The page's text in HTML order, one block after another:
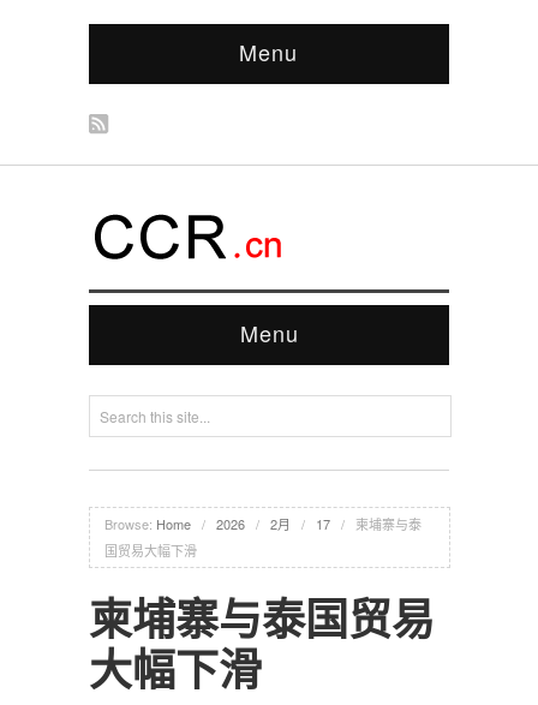
Menu
Menu
Browse: Home / 2026 / 2月 / 17 /
柬埔寨与泰
国贸易大幅下滑
柬埔寨与泰国贸易
大幅下滑